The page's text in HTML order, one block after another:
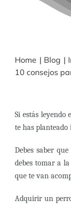
Home Blog
10 consejos
Si estás leyendo
te has
Debes saber
debes tomar a
que te van
Adquirir un